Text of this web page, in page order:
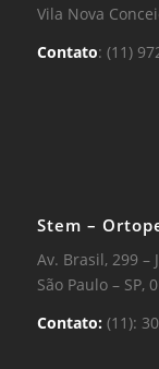
Vila Nova
Contato: (11)
Stem –
Av. Brasil, 299 –
São Paulo – SP,
Contato: (11):